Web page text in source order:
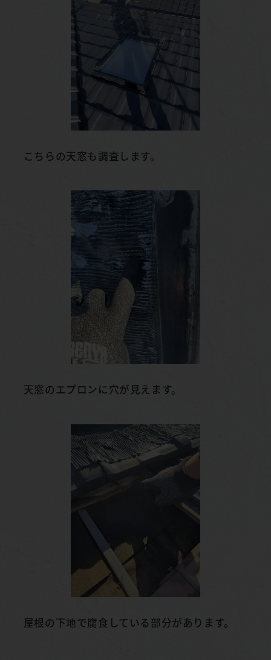
こちらの天窓も調査します。
天窓のエプロンに穴が見えます。
屋根の下地で腐食している部分があります。